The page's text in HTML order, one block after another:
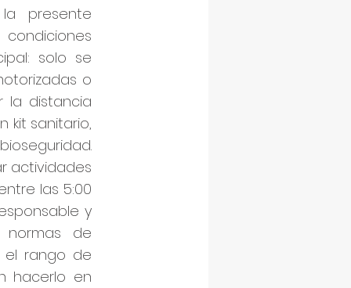
presente
solo se
o
la distancia
kit sanitario,
actividades
las 5:00
y
de
el rango de
hacerlo en